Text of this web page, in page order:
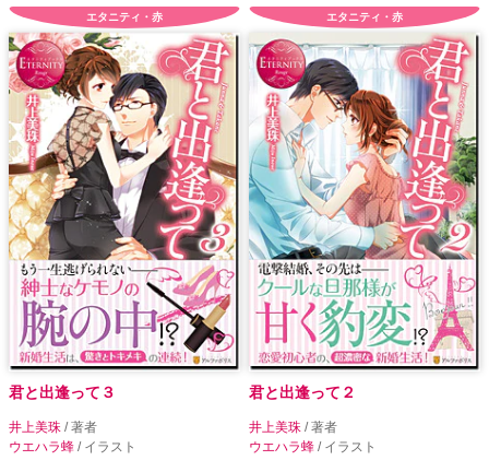
エタニティ・赤
君と出逢って３
井上美珠 / 著者
ウエハラ蜂 / イラスト
エタニティ・赤
君と出逢って２
井上美珠 / 著者
ウエハラ蜂 / イラスト